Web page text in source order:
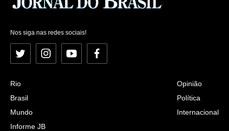
Nos siga nas redes sociais!
Twitter InstagramYouTubeFacebook
Rio
Brasil
Mundo
Informe JB
Opinião
Política
Internacional